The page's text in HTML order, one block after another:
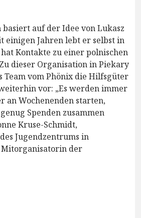
auf der Idee von Lukasz
einigen Jahren lebt er selbst in
Kontakte zu einer polnischen
dieser Organisation in Piekary
Team vom Phönix die Hilfsgüter
vor: „Es werden immer
an Wochenenden starten,
Spenden zusammen
Kruse-Schmidt,
Jugendzentrums in
der